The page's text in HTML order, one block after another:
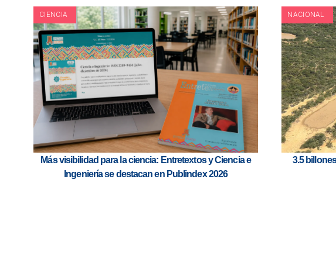
CIENCIA
Más visibilidad para la ciencia: Entretextos y Ciencia e
Ingeniería se destacan en Publindex 2026
NACIONAL
3.5